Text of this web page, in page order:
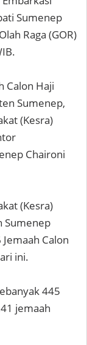
Sumenep
Raga (GOR)
Calon Haji
Sumenep,
(Kesra)
Chaironi
(Kesra)
Sumenep
Calon
ini.
445
jemaah